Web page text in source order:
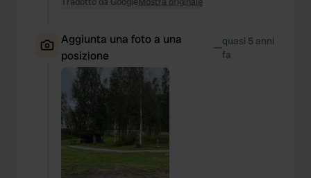
Aggiunta una foto a una
posizione
—quasi 5 anni
fa